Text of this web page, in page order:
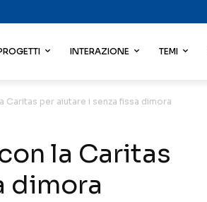
INTERAZIONE TEMI
Caritas per aiutare i senza fissa dimora
la Caritas
dimora